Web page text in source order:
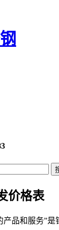
价格表
产品和服务”是